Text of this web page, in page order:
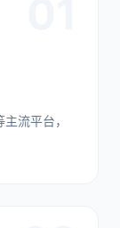
流平台，